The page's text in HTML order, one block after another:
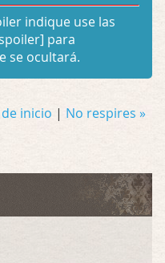
indique use las
para
se ocultará.
inicio | No respires »